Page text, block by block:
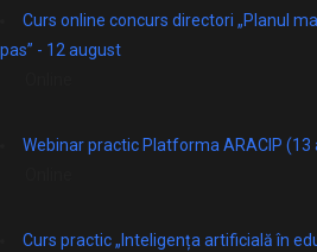
Curs online concurs directori „Planul
pas” - 12 august
Webinar practic Platforma ARACIP (13
Curs practic „Inteligența artificială în